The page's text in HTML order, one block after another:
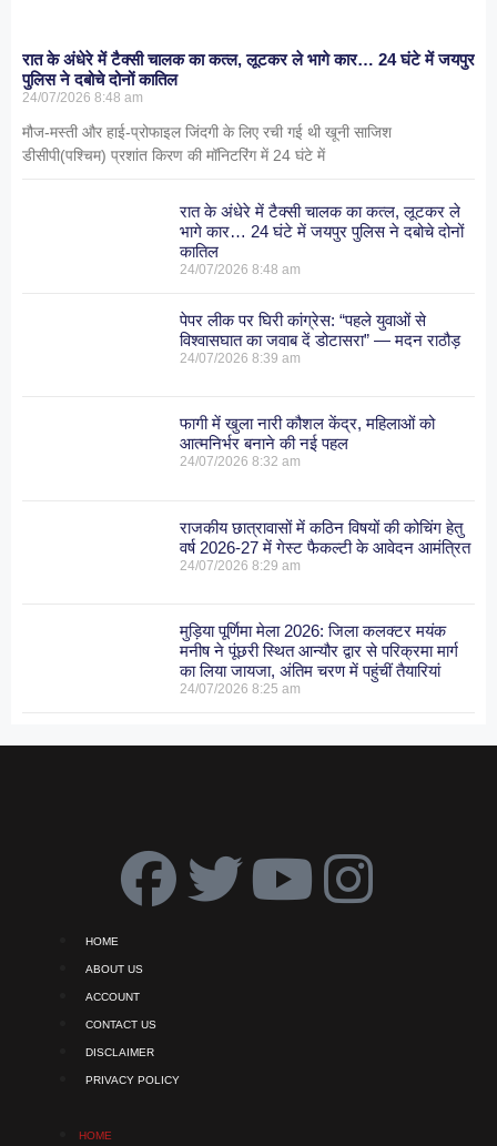
रात के अंधेरे में टैक्सी चालक का कत्ल, लूटकर ले भागे कार… 24 घंटे में जयपुर
पुलिस ने दबोचे दोनों कातिल
24/07/2026 8:48 am
मौज-मस्ती और हाई-प्रोफाइल जिंदगी के लिए रची गई थी खूनी साजिश
डीसीपी(पश्चिम) प्रशांत किरण की मॉनिटरिंग में 24 घंटे में
रात के अंधेरे में टैक्सी चालक का कत्ल, लूटकर ले
भागे कार… 24 घंटे में जयपुर पुलिस ने दबोचे दोनों
कातिल
24/07/20268:48 am
पेपर लीक पर घिरी कांग्रेस: “पहले युवाओं से
विश्वासघात का जवाब दें डोटासरा” — मदन राठौड़
24/07/20268:39 am
फागी में खुला नारी कौशल केंद्र, महिलाओं को
आत्मनिर्भर बनाने की नई पहल
24/07/20268:32 am
राजकीय छात्रावासों में कठिन विषयों की कोचिंग हेतु
वर्ष 2026-27 में गेस्ट फैकल्टी के आवेदन आमंत्रित
24/07/20268:29 am
मुड़िया पूर्णिमा मेला 2026: जिला कलक्टर मयंक
मनीष ने पूंछरी स्थित आन्यौर द्वार से परिक्रमा मार्ग
का लिया जायजा, अंतिम चरण में पहुंचीं तैयारियां
24/07/20268:25 am
HOME
ABOUT US
ACCOUNT
CONTACT US
DISCLAIMER
PRIVACY POLICY
HOME